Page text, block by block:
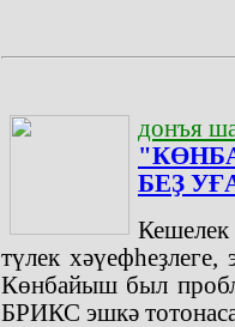
донъя
БЕҘ
түлек хәүефһеҙлеге,
Көнбайыш был
БРИКС эшкә